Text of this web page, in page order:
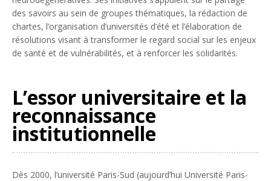
des savoirs au sein de groupes thématiques, la rédaction de
chartes, l’organisation d’universités d’été et l’élaboration de
résolutions visant à transformer le regard social sur les enjeux
de santé et de vulnérabilités, et à renforcer les solidarités.
L’essor universitaire et la
reconnaissance
institutionnelle
Dès 2000, l’université Paris-Sud (aujourd’hui Université Paris-